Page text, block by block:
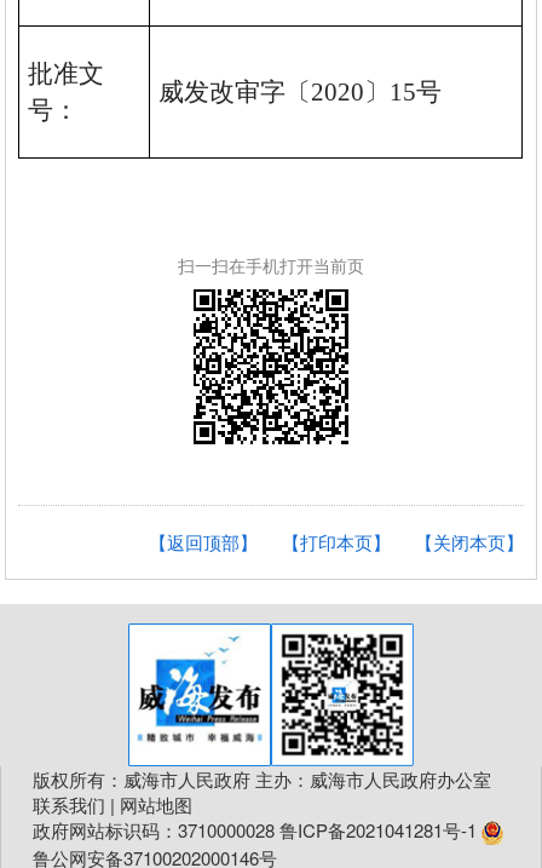
批准文
号：
威发改审字〔2020〕 15号
扫一扫在手机打开当前页
【关闭本页】
【打印本页】
【返回顶部】
版权所有：威海市人民政府 主办：威海市人民政府办公室
联系我们 | 网站地图
政府网站标识码：3710000028鲁ICP备2021041281号-1
鲁公网安备37100202000146号